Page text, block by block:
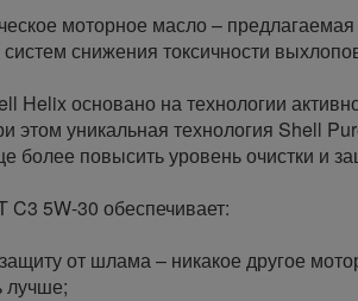
моторное масло –
снижения токсичности
Helix основано на технологии
этом уникальная технология Shell
более повысить уровень очистки и
5W-30 обеспечивает:
от шлама – никакое другое
лучше;